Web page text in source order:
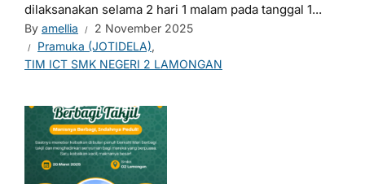
dilaksanakan selama 2 hari 1 malam pada tanggal 1...
By amellia
2 November 2025
Pramuka (JOTIDELA),
TIM ICT SMK NEGERI 2 LAMONGAN